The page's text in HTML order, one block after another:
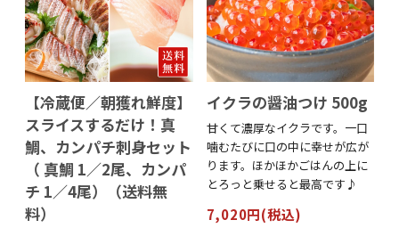
【冷蔵便／朝獲れ鮮度】
スライスするだけ！真
鯛、カンパチ刺身セット
（ 真鯛 1／2尾、カンパ
チ 1／4尾）（送料無
料）
イクラの醤油つけ 500g
甘くて濃厚なイクラです。一口
噛むたびに口の中に幸せが広が
ります。ほかほかごはんの上に
とろっと乗せると最高です♪
7,020円(税込)